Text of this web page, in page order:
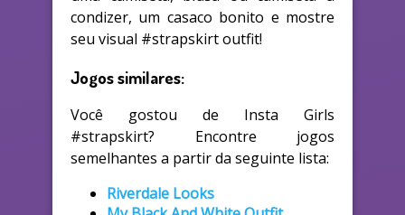
condizer, um casaco bonito e mostre
seu visual #strapskirt outfit!
Jogos similares:
Você gostou de Insta Girls
#strapskirt? Encontre jogos
semelhantes a partir da seguinte lista:
Riverdale Looks